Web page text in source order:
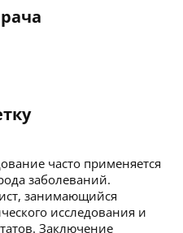
часто применяется
заболеваний.
занимающийся
исследования и
Заключение